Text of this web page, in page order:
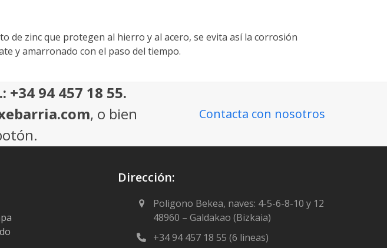
de zinc que protegen al hierro y al acero, se evita así la corrosión
y amarronado con el paso del tiempo.
+34 94 457 18 55.
, o bien
Contacta con nosotros
Dirección:
Poligono Bekea, naves: 4-5-6-8-10 y 12
48960 – Galdakao (Bizkaia)
+34 94 457 18 55 (6 lineas)